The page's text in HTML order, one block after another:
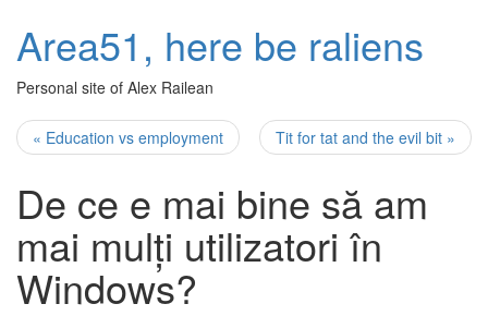
Area51, here be raliens
Personal site of Alex Railean
« Education vs employment Tit for tat and the evil bit »
De ce e mai bine să am
mai mulţi utilizatori în
Windows?